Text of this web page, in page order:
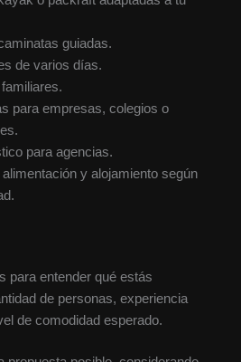
guiadas.
de varios días.
para empresas, colegios o
para agencias.
y alojamiento según
para entender qué estás
de personas, experiencia
de comodidad esperado.